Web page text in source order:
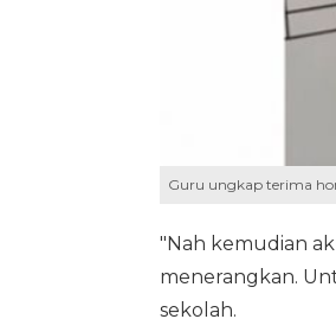
Guru ungkap terima
"Nah kemudian
menerangkan.
sekolah.